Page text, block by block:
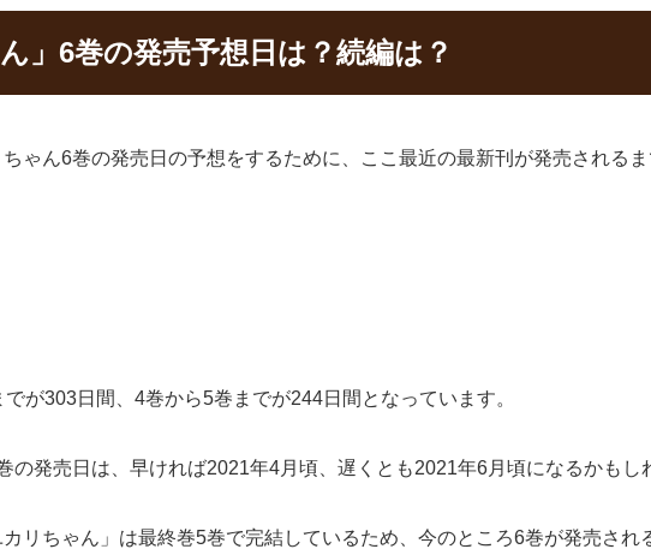
」6巻の発売予想日は？続編は？
ゃん6巻の発売日の予想をするために、ここ最近の最新刊が発売される
が303日間、4巻から5巻までが244日間となっています。
発売日は、早ければ2021年4月頃、遅くとも2021年6月頃になるかもし
リちゃん」は最終巻5巻で完結しているため、今のところ6巻が発売され